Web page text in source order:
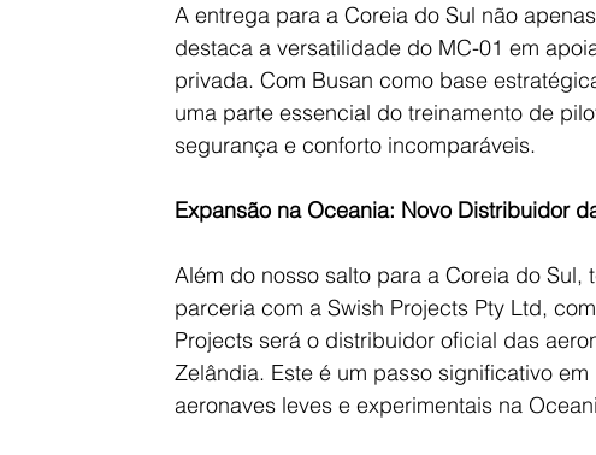
A entrega para a Coreia do Sul não
destaca a versatilidade do MC-01 em
privada. Com Busan como base
uma parte essencial do treinamento de
segurança e conforto incomparáveis.
Expansão na Oceania: Novo Distribuidor
Além do nosso salto para a Coreia do
parceria com a Swish Projects Pty Ltd,
Projects será o distribuidor oficial das
Zelândia. Este é um passo significativo
aeronaves leves e experimentais na